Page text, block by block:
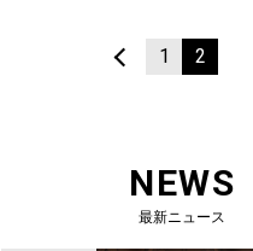
1 2
NEWS
最新ニュース